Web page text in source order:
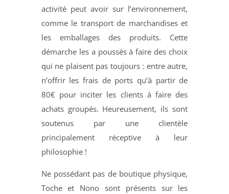
activité peut avoir sur l’environnement,
comme le transport de marchandises et
les emballages des produits. Cette
démarche les a poussés à faire des choix
qui ne plaisent pas toujours : entre autre,
n’offrir les frais de ports qu’à partir de
80€ pour inciter les clients à faire des
achats groupés. Heureusement, ils sont
soutenus par une clientèle
principalement réceptive à leur
philosophie !
Ne possédant pas de boutique physique,
Toche et Nono sont présents sur les